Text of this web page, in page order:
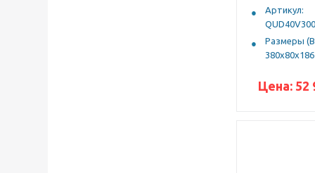
Артикул:
Размеры
Цена: 52